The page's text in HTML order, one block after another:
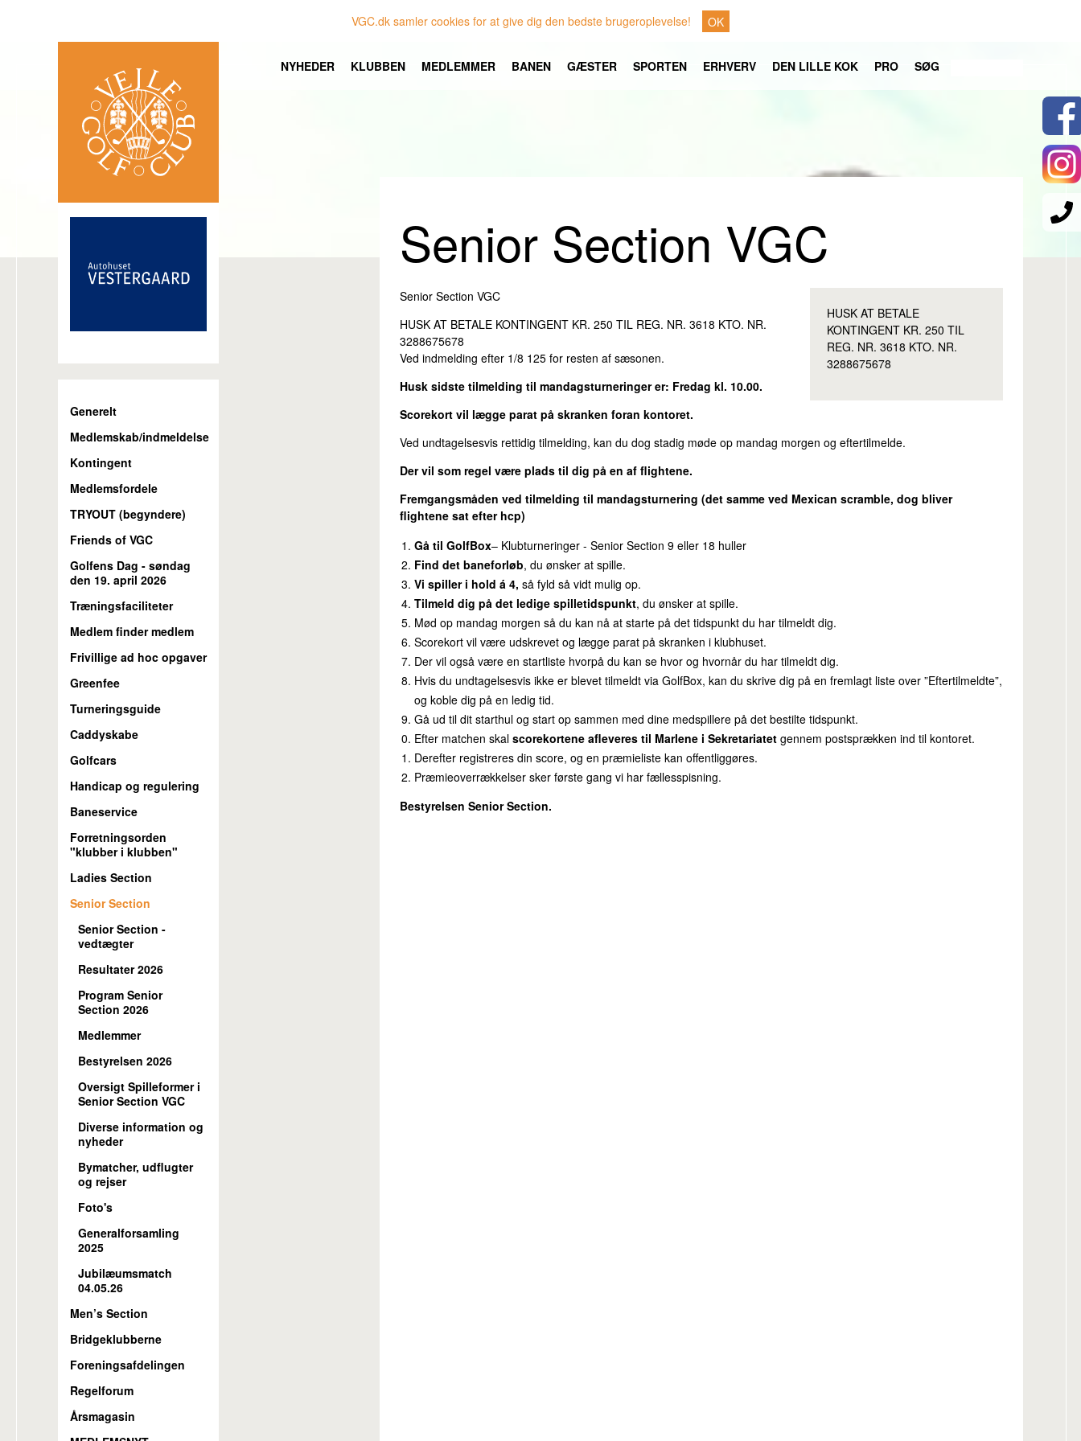
VGC.dk samler cookies for at give dig den bedste brugeroplevelse! OK
NYHEDER KLUBBEN MEDLEMMER BANEN GÆSTER SPORTEN ERHVERV DEN LILLE KOK PRO SØG
Generelt
Medlemskab/indmeldelse
Kontingent
Medlemsfordele
TRYOUT (begyndere)
Friends of VGC
Golfens Dag - søndag
den 19. april 2026
Træningsfaciliteter
Medlem finder medlem
Frivillige ad hoc opgaver
Greenfee
Turneringsguide
Caddyskabe
Golfcars
Handicap og regulering
Baneservice
Forretningsorden
"klubber i klubben"
Ladies Section
Senior Section
Senior Section -
vedtægter
Resultater 2026
Program Senior
Section 2026
Medlemmer
Bestyrelsen 2026
Oversigt Spilleformer i
Senior Section VGC
Diverse information og
nyheder
Bymatcher, udflugter
og rejser
Foto's
Generalforsamling
2025
Jubilæumsmatch
04.05.26
Men’s Section
Bridgeklubberne
Foreningsafdelingen
Regelforum
Årsmagasin
Senior Section VGC
HUSK AT BETALE
KONTINGENT KR. 250 TIL
REG. NR. 3618 KTO. NR.
3288675678
Senior Section VGC
HUSK AT BETALE KONTINGENT KR. 250 TIL REG. NR. 3618 KTO. NR.
3288675678
Ved indmelding efter 1/8 125 for resten af sæsonen.
Husk sidste tilmelding til mandagsturneringer er: Fredag kl. 10.00.
Scorekort vil lægge parat på skranken foran kontoret.
Ved undtagelsesvis rettidig tilmelding, kan du dog stadig møde op mandag morgen og eftertilmelde.
Der vil som regel være plads til dig på en af flightene.
Fremgangsmåden ved tilmelding til mandagsturnering (det samme ved Mexican scramble, dog bliver
flightene sat efter hcp)
Gå til GolfBox– Klubturneringer - Senior Section 9 eller 18 huller
Find det baneforløb, du ønsker at spille.
Vi spiller i hold á 4, så fyld så vidt mulig op.
Tilmeld dig på det ledige spilletidspunkt, du ønsker at spille.
Mød op mandag morgen så du kan nå at starte på det tidspunkt du har tilmeldt dig.
Scorekort vil være udskrevet og lægge parat på skranken i klubhuset.
Der vil også være en startliste hvorpå du kan se hvor og hvornår du har tilmeldt dig.
Hvis du undtagelsesvis ikke er blevet tilmeldt via GolfBox, kan du skrive dig på en fremlagt liste over ”Eftertilmeldte”,
og koble dig på en ledig tid.
Gå ud til dit starthul og start op sammen med dine medspillere på det bestilte tidspunkt.
Efter matchen skal scorekortene afleveres til Marlene i Sekretariatet gennem postsprækken ind til kontoret.
Derefter registreres din score, og en præmieliste kan offentliggøres.
Præmieoverrækkelser sker første gang vi har fællesspisning.
Bestyrelsen Senior Section.